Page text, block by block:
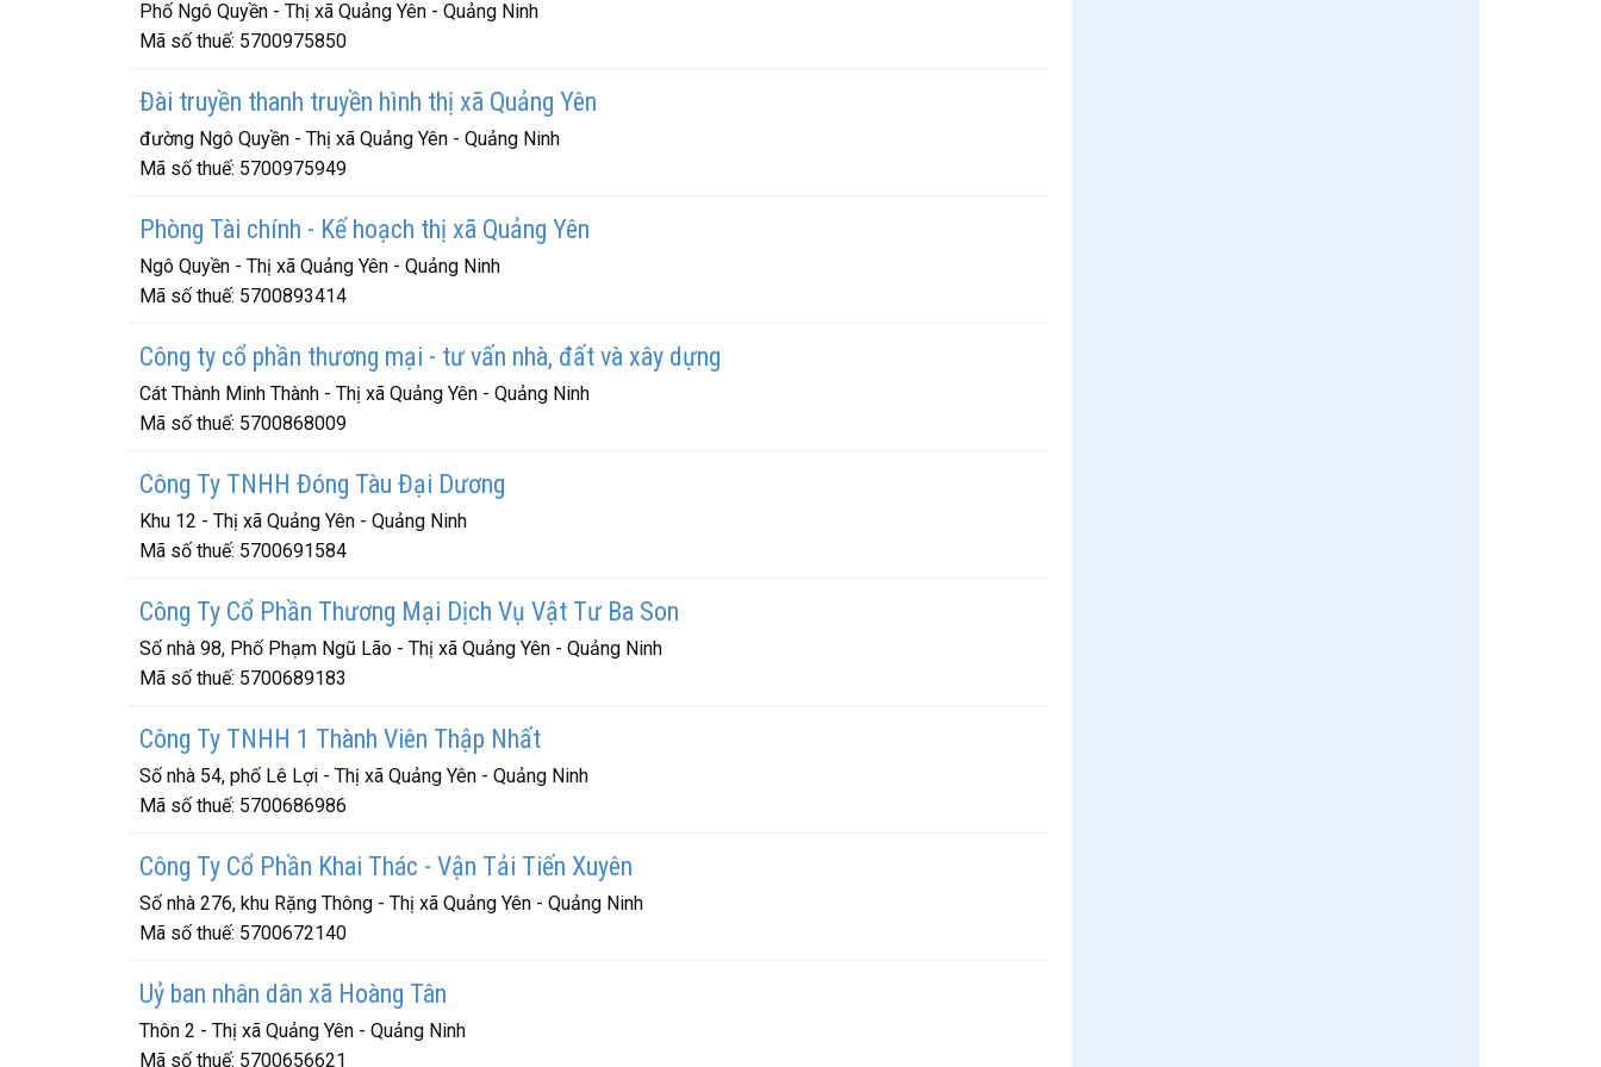
Phố Ngô Quyền - Thị xã Quảng Yên - Quảng Ninh
Mã số thuế: 5700975850
Đài truyền thanh truyền hình thị xã Quảng Yên
đường Ngô Quyền - Thị xã Quảng Yên - Quảng Ninh
Mã số thuế: 5700975949
Phòng Tài chính - Kế hoạch thị xã Quảng Yên
Ngô Quyền - Thị xã Quảng Yên - Quảng Ninh
Mã số thuế: 5700893414
Công ty cổ phần thương mại - tư vấn nhà, đất và xây dựng
Cát Thành Minh Thành - Thị xã Quảng Yên - Quảng Ninh
Mã số thuế: 5700868009
Công Ty TNHH Đóng Tàu Đại Dương
Khu 12 - Thị xã Quảng Yên - Quảng Ninh
Mã số thuế: 5700691584
Công Ty Cổ Phần Thương Mại Dịch Vụ Vật Tư Ba Son
Số nhà 98, Phố Phạm Ngũ Lão - Thị xã Quảng Yên - Quảng Ninh
Mã số thuế: 5700689183
Công Ty TNHH 1 Thành Viên Thập Nhất
Số nhà 54, phố Lê Lợi - Thị xã Quảng Yên - Quảng Ninh
Mã số thuế: 5700686986
Công Ty Cổ Phần Khai Thác - Vận Tải Tiến Xuyên
Số nhà 276, khu Rặng Thông - Thị xã Quảng Yên - Quảng Ninh
Mã số thuế: 5700672140
Uỷ ban nhân dân xã Hoàng Tân
Thôn 2 - Thị xã Quảng Yên - Quảng Ninh
Mã số thuế: 5700656621